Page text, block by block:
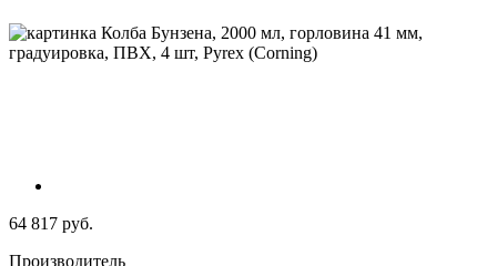
64 817 руб.
Производитель